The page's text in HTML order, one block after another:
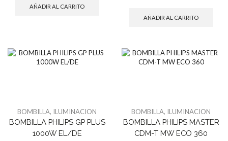
AÑADIR AL CARRITO
AÑADIR AL CARRITO
BOMBILLA, ILUMINACION
BOMBILLA PHILIPS GP PLUS
1000W EL/DE
BOMBILLA, ILUMINACION
BOMBILLA PHILIPS MASTER
CDM-T MW ECO 360